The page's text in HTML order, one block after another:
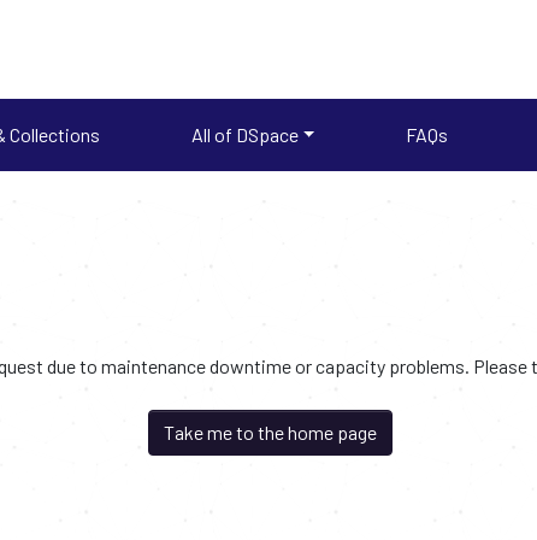
Collections All of DSpace FAQs
due to maintenance downtime or capacity problems. Please
Take me to the home page